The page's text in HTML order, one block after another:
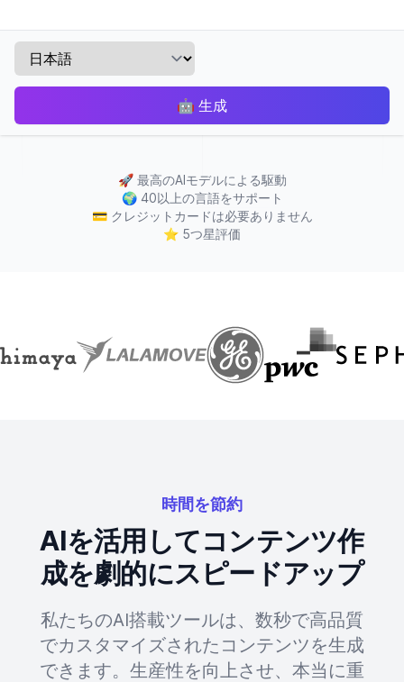
🤖 生成
🚀 最高のAIモデルによる駆動
🌍 40以上の言語をサポート
💳 クレジットカードは必要ありません
⭐ 5つ星評価
時間を節約
AIを活用してコンテンツ作
成を劇的にスピードアップ
私たちのAI搭載ツールは、数秒で高品質
でカスタマイズされたコンテンツを生成
できます。生産性を向上させ、本当に重